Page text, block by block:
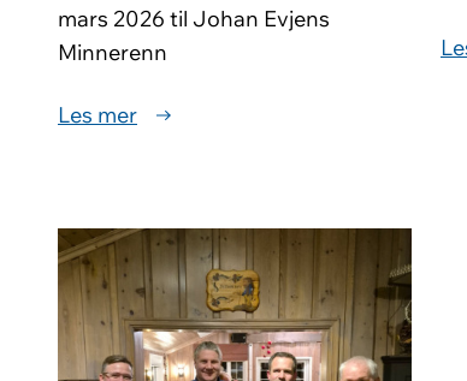
mars 2026 til Johan Evjens
Minnerenn
Les mer